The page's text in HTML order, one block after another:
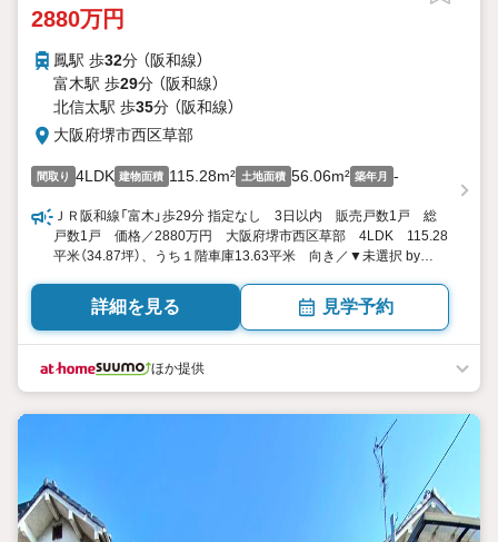
2880万円
鳳駅 歩32分 （阪和線）
富木駅 歩29分 （阪和線）
北信太駅 歩35分 （阪和線）
大阪府堺市西区草部
間取り 4LDK 建物面積 115.28m² 土地面積 56.06m² 築年月 -
ＪＲ阪和線「富木」歩29分 指定なし 3日以内 販売戸数1戸 総
戸数1戸 価格／2880万円 大阪府堺市西区草部 4LDK 115.28
平米（34.87坪）、うち１階車庫13.63平米 向き／▼未選択 by
詳細を見る 見学予約
ほか提供